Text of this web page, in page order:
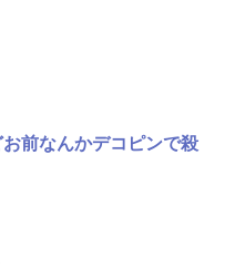
前なんかデコピンで殺